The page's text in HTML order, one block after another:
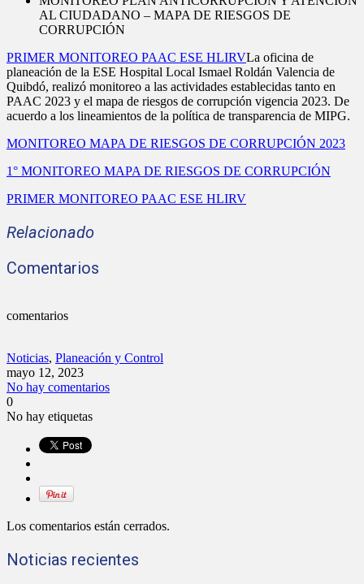
AL CIUDADANO – MAPA DE RIESGOS DE
CORRUPCIÓN
PRIMER MONITOREO PAAC ESE HLIRVLa oficina de
planeación de la ESE Hospital Local Ismael Roldán Valencia de
Quibdó, realizó monitoreo a las actividades establecidas tanto en
PAAC 2023 y el mapa de riesgos de corrupción vigencia 2023. De
acuerdo a los lineamientos de la política de transparencia de MIPG.
MONITOREO MAPA DE RIESGOS DE CORRUPCIÓN 2023
1° MONITOREO MAPA DE RIESGOS DE CORRUPCIÓN
PRIMER MONITOREO PAAC ESE HLIRV
Relacionado
Comentarios
comentarios
Noticias, Planeación y Control
mayo 12, 2023
No hay comentarios
0
No hay etiquetas
Los comentarios están cerrados.
Noticias recientes